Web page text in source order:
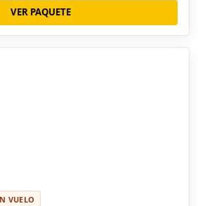
VER PAQUETE
VUELO